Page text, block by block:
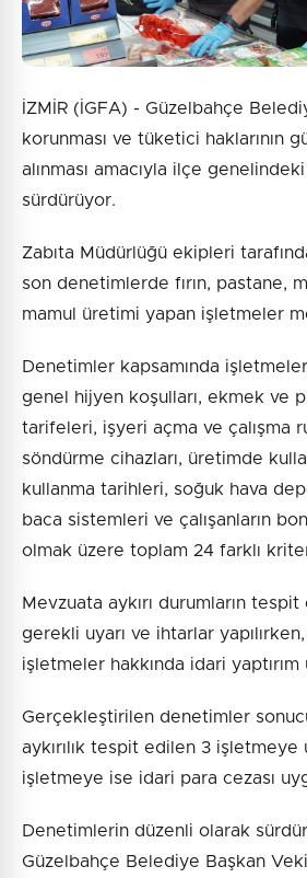
İZMİR (İGFA) - Güzelbahçe
korunması ve tüketici haklarının
alınması amacıyla ilçe
sürdürüyor.
Zabıta Müdürlüğü ekipleri
son denetimlerde fırın, pastane,
mamul üretimi yapan işletmeler
Denetimler kapsamında
genel hijyen koşulları, ekmek ve
tarifeleri, işyeri açma ve çalışma
söndürme cihazları, üretimde
kullanma tarihleri, soğuk hava
baca sistemleri ve çalışanların
olmak üzere toplam 24 farklı
Mevzuata aykırı durumların
gerekli uyarı ve ihtarlar
işletmeler hakkında idari yaptırım
Gerçekleştirilen denetimler
aykırılık tespit edilen 3 işletmeye
işletmeye ise idari para cezası
Denetimlerin düzenli olarak
Güzelbahçe Belediye Başkan